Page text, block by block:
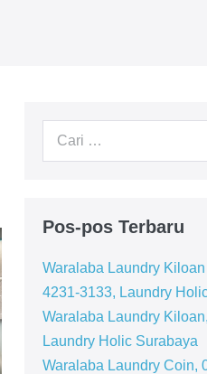
Pencarian
Pos-pos Terbaru
Waralaba Laundry
4231-3133, Laundry
Waralaba Laundry
Laundry Holic Surabaya
Waralaba Laundry Coin,